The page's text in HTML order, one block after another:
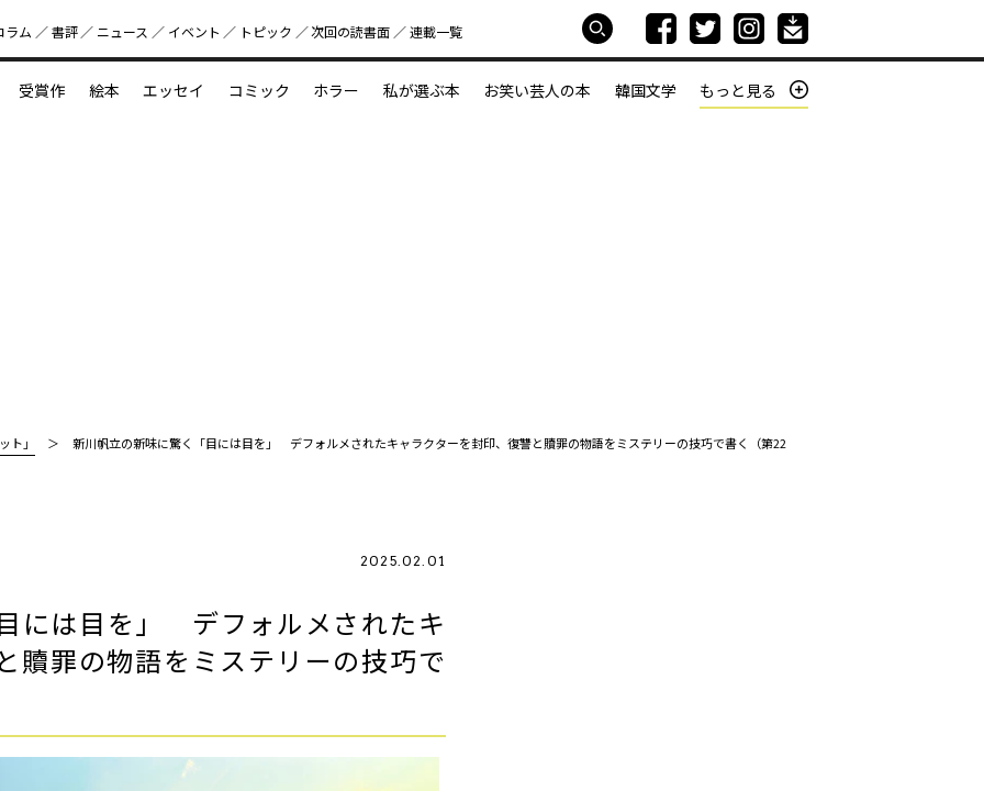
好書好日
ラム 書評 ニュース イベント トピック 次回の読書⾯ 連載一覧
受賞作 絵本 エッセイ コミック ホラー 私が選ぶ本 お笑い芸人の本 韓国文学 もっと見る
ト」 新川帆立の新味に驚く「目には目を」 デフォルメされたキャラクターを封印、復讐と贖罪の物語をミステリーの技巧で書く（第22
2025.02.01
には目を」 デフォルメされたキ
贖罪の物語をミステリーの技巧で